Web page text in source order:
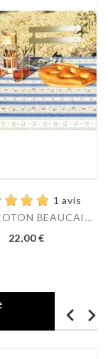
1 avis
NAPPE COTON BEAUCAIRE...
Prix
22,00 €